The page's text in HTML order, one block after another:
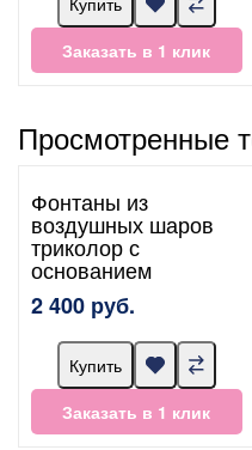
Заказать в 1 клик
Просмотренные
Фонтаны из
воздушных шаров
триколор с
основанием
2 400 руб.
Купить
Заказать в 1 клик